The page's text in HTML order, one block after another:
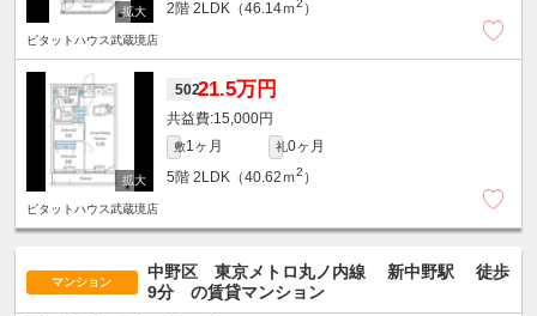
2階 2LDK（46.14ｍ ）
ピタットハウス武蔵境店
50221.5万円
15,000円
敷1ヶ月 礼0ヶ月
5階 2LDK（40.62ｍ2 ）
ピタットハウス武蔵境店
マンション
中野区 東京メトロ丸ノ内線 新中野駅
徒歩
9分 の賃貸マンション